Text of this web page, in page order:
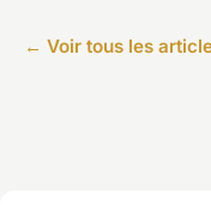
← Voir tous les